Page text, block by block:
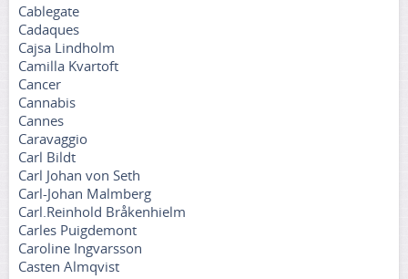
Cablegate
Cadaques
Cajsa Lindholm
Camilla Kvartoft
Cancer
Cannabis
Cannes
Caravaggio
Carl Bildt
Carl Johan von Seth
Carl-Johan Malmberg
Carl.Reinhold Bråkenhielm
Carles Puigdemont
Caroline Ingvarsson
Casten Almqvist